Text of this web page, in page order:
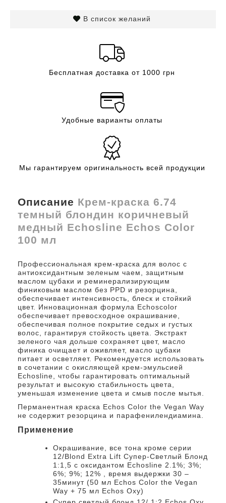
В список желаний
Бесплатная доставка от 1000 грн
Удобные варианты оплаты
Мы гарантируем оригинальность всей продукции
Описание Крем-краска 6.74
темный блондин коричневый
медный Echosline Echos Color
100 мл
Профессиональная крем-краска для волос с
антиоксидантным зеленым чаем, защитным
маслом цубаки и реминерализирующим
финиковым маслом без PPD и резорцина,
обеспечивает интенсивность, блеск и стойкий
цвет. Инновационная формула Echoscolor
обеспечивает превосходное окрашивание,
обеспечивая полное покрытие седых и густых
волос, гарантируя стойкость цвета. Экстракт
зеленого чая дольше сохраняет цвет, масло
финика очищает и оживляет, масло цубаки
питает и осветляет. Рекомендуется использовать
в сочетании с окисляющей крем-эмульсией
Echosline, чтобы гарантировать оптимальный
результат и высокую стабильность цвета,
уменьшая изменение цвета и смыв после мытья.
Перманентная краска Echos Color the Vegan Way
не содержит резорцина и парафенилендиамина.
Применение
Окрашивание, все тона кроме серии
12/Blond Extra Lift Супер-Светлый Блонд
1:1,5 с оксидантом Echosline 2.1%; 3%;
6%; 9%; 12% , время выдержки 30 –
35минут (50 мл Echos Color the Vegan
Way + 75 мл Echos Oxy)